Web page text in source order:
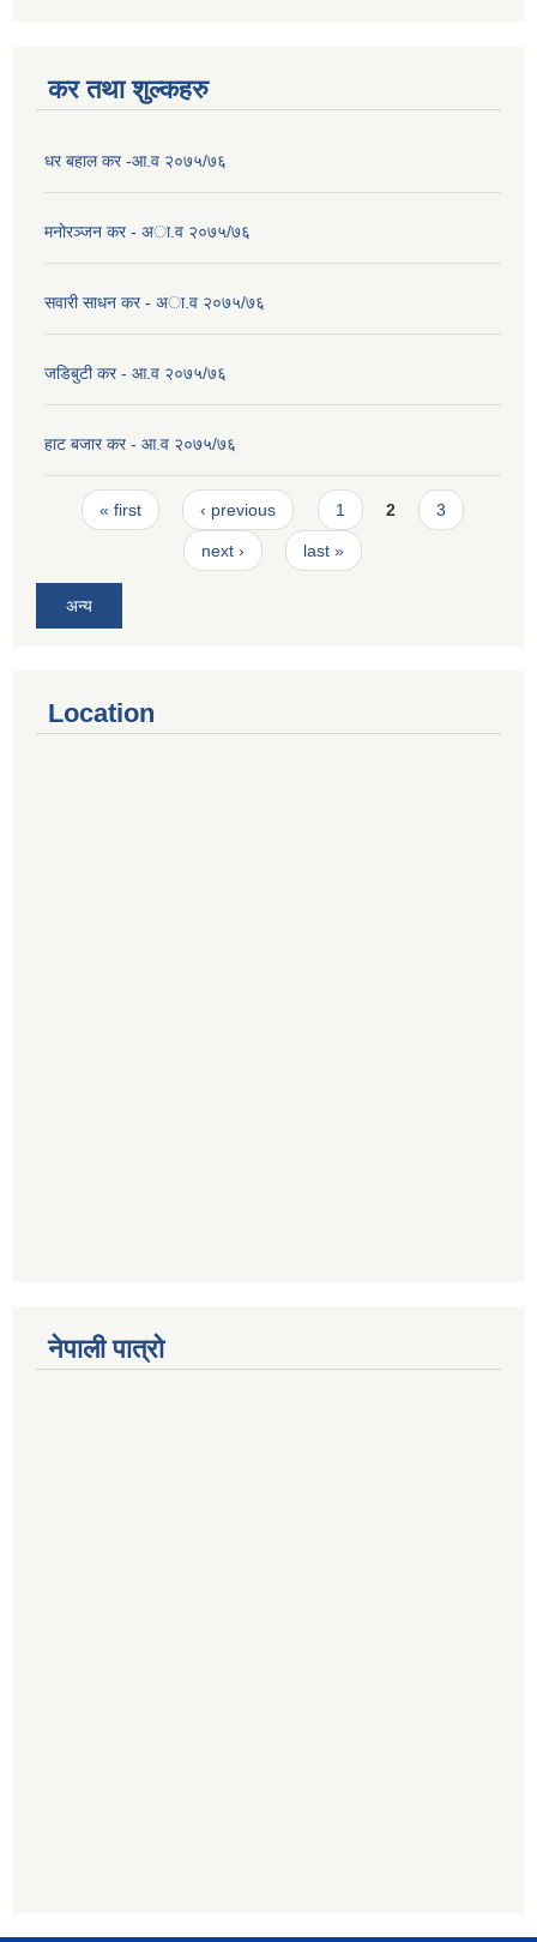
कर तथा शुल्कहरु
धर बहाल कर -आ.व २०७५/७६
मनोरञ्जन कर - अा.व २०७५/७६
सवारी साधन कर - अा.व २०७५/७६
जडिबुटी कर - आ.व २०७५/७६
हाट बजार कर - आ.व २०७५/७६
Pages
« first ‹ previous 1 2 3
next › last »
अन्य
Location
नेपाली पात्रो